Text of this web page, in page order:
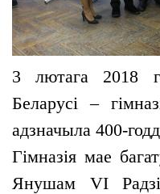
3 лютага 2018
Беларусі –
адзначыла 400-
Гімназія мае
Янушам VI